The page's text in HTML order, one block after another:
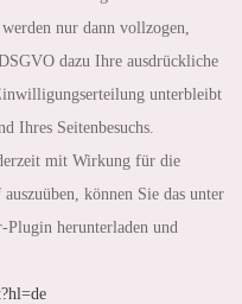
nur dann vollzogen,
dazu Ihre ausdrückliche
unterbleibt
Ihres Seitenbesuchs.
mit Wirkung für die
können Sie das unter
herunterladen und
?hl=de